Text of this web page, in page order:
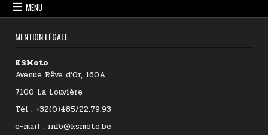
MENU
MENTION LÉGALE
KSMoto
Avenue Rêve d’Or, 160A
7100 La Louvière
Tél : +32(0)485/22.79.93
e-mail : info@ksmoto.be